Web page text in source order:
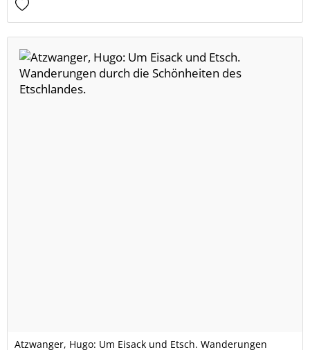
Atzwanger, Hugo: Um Eisack und Etsch. Wanderungen